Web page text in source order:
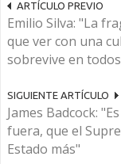
ARTÍCULO PREVIO
Emilio Silva: "La
que ver con una
sobrevive en
SIGUIENTE ARTÍCULO
James Badcock:
fuera, que el
Estado más"